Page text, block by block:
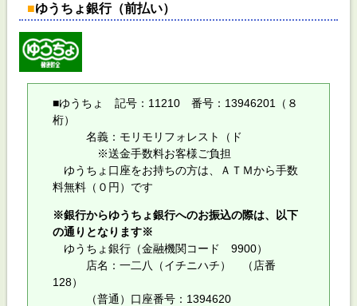
■ゆうちょ銀行（前払い）
■ゆうちょ 記号：11210 番号：13946201（８
桁）
名義：モリモリフォレスト（ド
※送金手数料お客様ご負担
ゆうちょ口座をお持ちの方は、ＡＴＭから手数
料無料（０円）です
※銀行からゆうちょ銀行へのお振込の際は、以下
の通りとなります※
ゆうちょ銀行（金融機関コード 9900）
店名：一二八（イチニハチ） （店番
128）
（普通）口座番号：1394620